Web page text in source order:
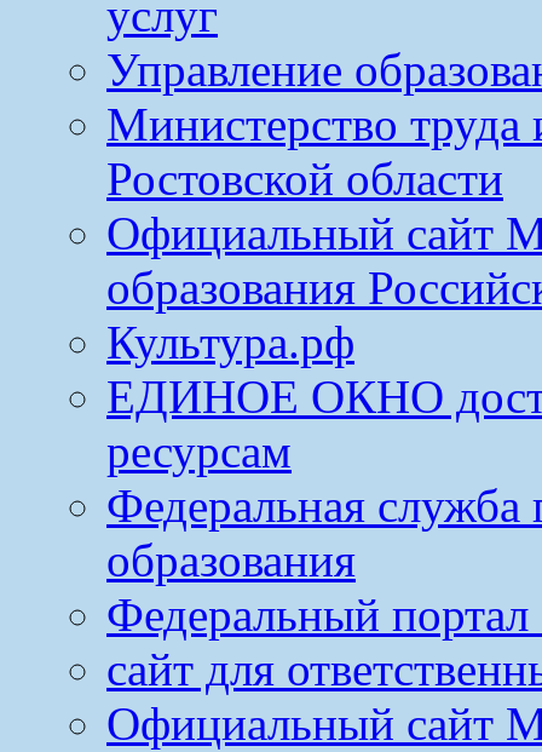
услуг
Управление
Министерство труда
Ростовской области
Официальный сайт
образования
Культура.рф
ЕДИНОЕ ОКНО
ресурсам
Федеральная служба
образования
Федеральный портал
сайт для
Официальный сайт